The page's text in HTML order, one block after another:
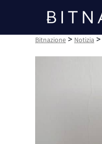
Bitnazione
Bitnazione > Notizia >